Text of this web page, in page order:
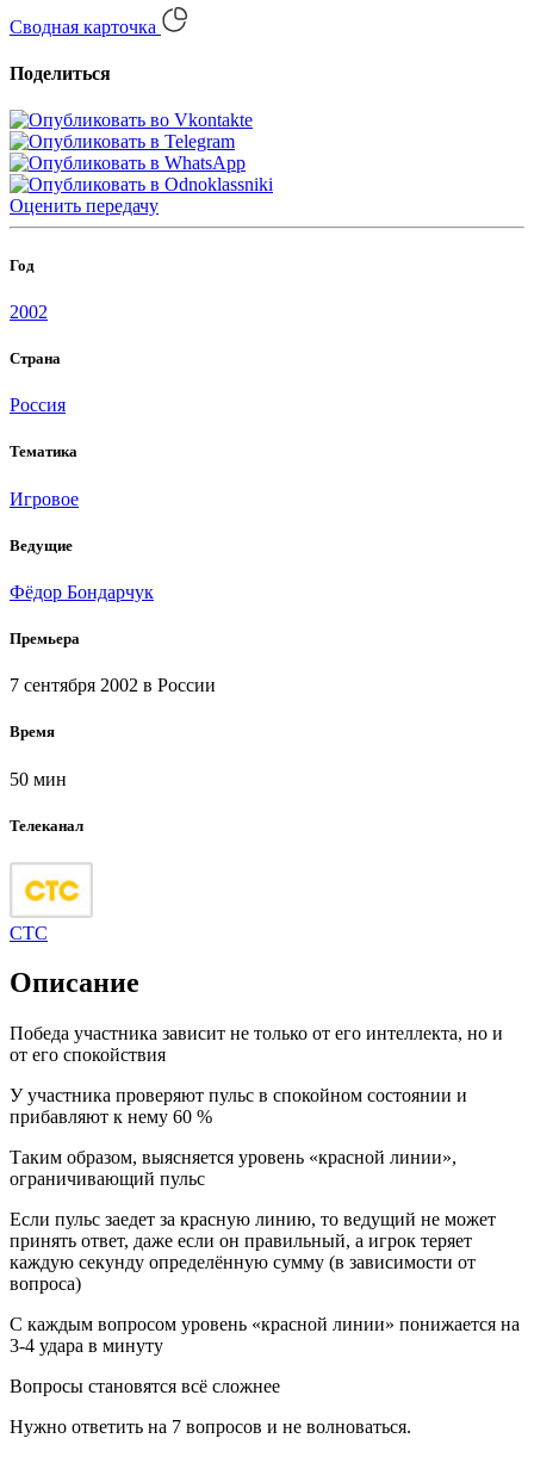
Сводная карточка
Поделиться
Оценить передачу
Год
2002
Страна
Россия
Тематика
Игровое
Ведущие
Фёдор Бондарчук
Премьера
7 сентября 2002 в России
Время
50 мин
Телеканал
СТС
Описание
Победа участника зависит не только от его интеллекта, но и
от его спокойствия
У участника проверяют пульс в спокойном состоянии и
прибавляют к нему 60 %
Таким образом, выясняется уровень «красной линии»,
ограничивающий пульс
Если пульс заедет за красную линию, то ведущий не может
принять ответ, даже если он правильный, а игрок теряет
каждую секунду определённую сумму (в зависимости от
вопроса)
С каждым вопросом уровень «красной линии» понижается на
3-4 удара в минуту
Вопросы становятся всё сложнее
Нужно ответить на 7 вопросов и не волноваться.